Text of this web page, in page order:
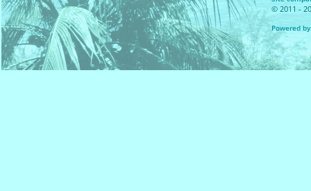
© 2011 -
Powered by